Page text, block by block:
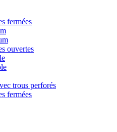
fermées
ouvertes
trous perforés
fermées